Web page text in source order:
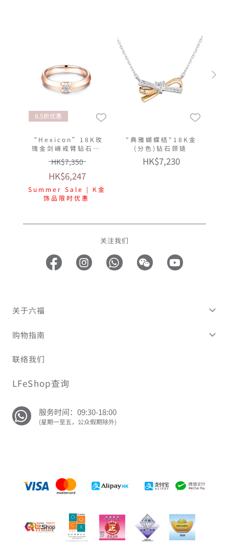
8.5折优惠
“Hexicon”18K玫
瑰金剑嵴戒臂钻石戒
指(女戒)
HK$7,350
HK$6,247
Summer Sale | K金
饰品限时优惠
"典雅蝴蝶结"18K金
(分色)钻石颈链
HK$7,230
关注我们
关于六福
购物指南
联络我们
LFeShop查询
服务时间：09:30-18:00
(星期一至五，公众假期除外)